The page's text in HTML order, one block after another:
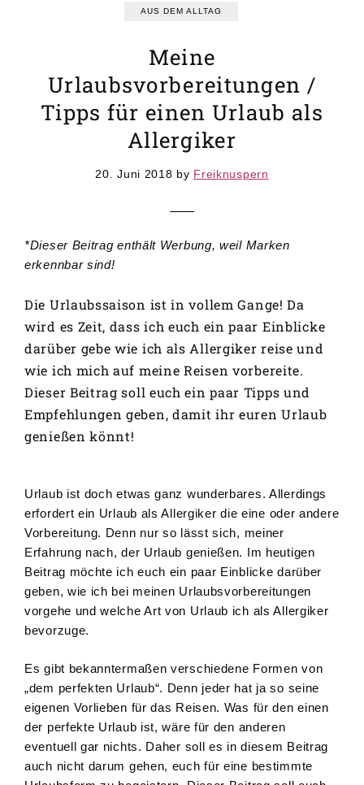
AUS DEM ALLTAG
Meine
Urlaubsvorbereitungen /
Tipps für einen Urlaub als
Allergiker
20. Juni 2018 by Freiknuspern
*Dieser Beitrag enthält Werbung, weil Marken
erkennbar sind!
Die Urlaubssaison ist in vollem Gange! Da
wird es Zeit, dass ich euch ein paar Einblicke
darüber gebe wie ich als Allergiker reise und
wie ich mich auf meine Reisen vorbereite.
Dieser Beitrag soll euch ein paar Tipps und
Empfehlungen geben, damit ihr euren Urlaub
genießen könnt!
Urlaub ist doch etwas ganz wunderbares. Allerdings
erfordert ein Urlaub als Allergiker die eine oder andere
Vorbereitung. Denn nur so lässt sich, meiner
Erfahrung nach, der Urlaub genießen. Im heutigen
Beitrag möchte ich euch ein paar Einblicke darüber
geben, wie ich bei meinen Urlaubsvorbereitungen
vorgehe und welche Art von Urlaub ich als Allergiker
bevorzuge.
Es gibt bekanntermaßen verschiedene Formen von
„dem perfekten Urlaub“. Denn jeder hat ja so seine
eigenen Vorlieben für das Reisen. Was für den einen
der perfekte Urlaub ist, wäre für den anderen
eventuell gar nichts. Daher soll es in diesem Beitrag
auch nicht darum gehen, euch für eine bestimmte